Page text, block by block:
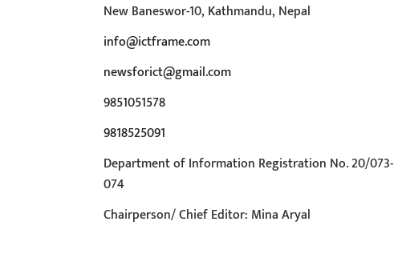
New Baneswor-10, Kathmandu, Nepal
info@ictframe.com
newsforict@gmail.com
9851051578
9818525091
Department of Information Registration No. 20/073-
074
Chairperson/ Chief Editor: Mina Aryal